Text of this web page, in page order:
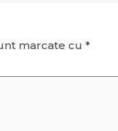
marcate cu *